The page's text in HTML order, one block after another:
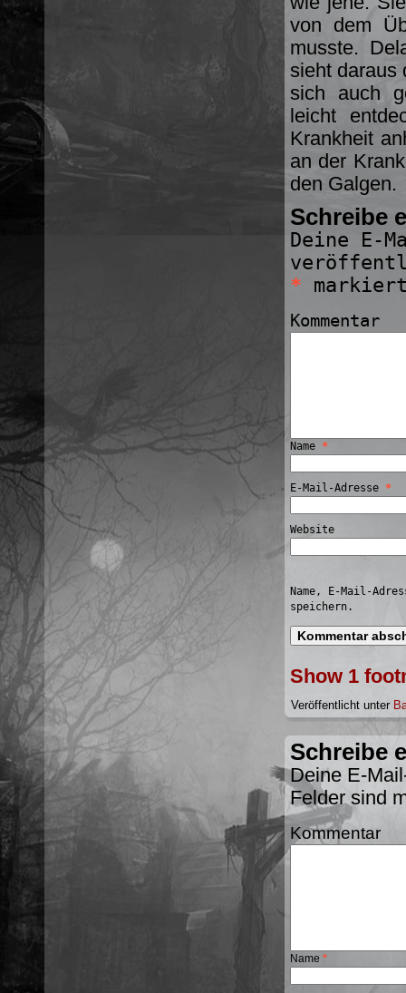
von dem
musste.
sieht daraus
sich auch
leicht
Krankheit
an der
den Galgen.
Schreibe
Deine E-
*
Kommentar
Name *
E-Mail-Adresse *
Website
Name, E-Mail-
speichern.
Show 1
Veröffentlicht unter
Schreibe
Deine E-
Felder sind
Kommentar
Name *